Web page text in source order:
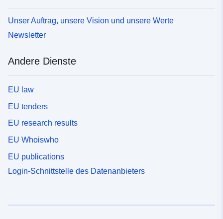
Unser Auftrag, unsere Vision und unsere Werte
Newsletter
Andere Dienste
EU law
EU tenders
EU research results
EU Whoiswho
EU publications
Login-Schnittstelle des Datenanbieters